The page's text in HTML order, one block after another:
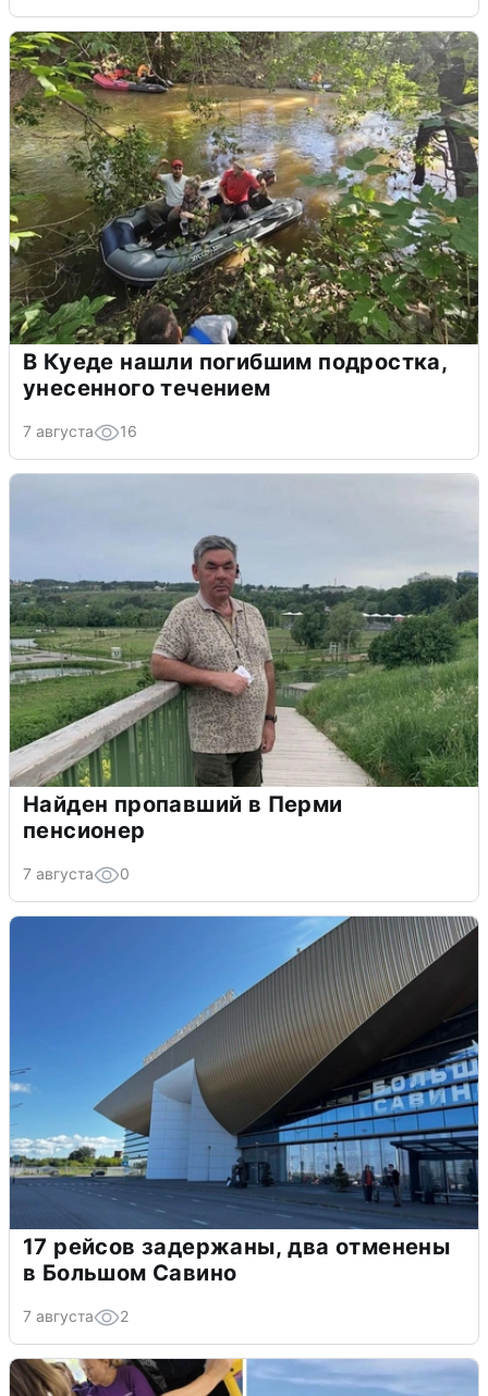
В Куеде нашли погибшим подростка,
унесенного течением
7 августа 16
Найден пропавший в Перми
пенсионер
7 августа 0
17 рейсов задержаны, два отменены
в Большом Савино
7 августа 2